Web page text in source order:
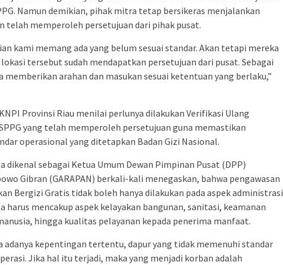
Namun demikian, pihak mitra tetap bersikeras menjalankan
telah memperoleh persetujuan dari pihak pusat.
kami memang ada yang belum sesuai standar. Akan tetapi mereka
tersebut sudah mendapatkan persetujuan dari pusat. Sebagai
memberikan arahan dan masukan sesuai ketentuan yang berlaku,”
Provinsi Riau menilai perlunya dilakukan Verifikasi Ulang
yang telah memperoleh persetujuan guna memastikan
operasional yang ditetapkan Badan Gizi Nasional.
dikenal sebagai Ketua Umum Dewan Pimpinan Pusat (DPP)
Gibran (GARAPAN) berkali-kali menegaskan, bahwa pengawasan
Bergizi Gratis tidak boleh hanya dilakukan pada aspek administrasi
harus mencakup aspek kelayakan bangunan, sanitasi, keamanan
hingga kualitas pelayanan kepada penerima manfaat.
adanya kepentingan tertentu, dapur yang tidak memenuhi standar
Jika hal itu terjadi, maka yang menjadi korban adalah